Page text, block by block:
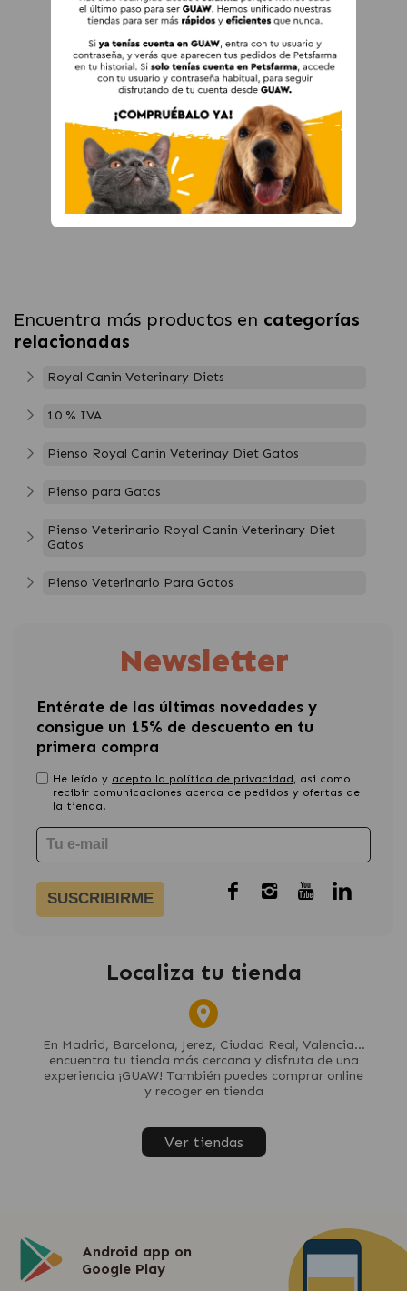
Encuentra más productos en categorías
relacionadas
Royal Canin Veterinary Diets
10 % IVA
Pienso Royal Canin Veterinay Diet Gatos
Pienso para Gatos
Pienso Veterinario Royal Canin Veterinary Diet
Gatos
Pienso Veterinario Para Gatos
Newsletter
Entérate de las últimas novedades y
consigue un 15% de descuento en tu
primera compra
He leído y acepto la política de privacidad, asi como
recibir comunicaciones acerca de pedidos y ofertas de
la tienda.
SUSCRIBIRME
Localiza tu tienda
En Madrid, Barcelona, Jerez, Ciudad Real, Valencia...
encuentra tu tienda más cercana y disfruta de una
experiencia ¡GUAW! También puedes comprar online
y recoger en tienda
Ver tiendas
Android app on
Google Play